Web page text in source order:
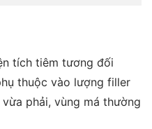
tích tiêm tương đối
thuộc vào lượng filler
phải, vùng má thường